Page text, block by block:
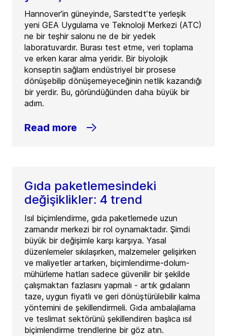
Hannover’in güneyinde, Sarstedt’te yerleşik
yeni GEA Uygulama ve Teknoloji Merkezi (ATC)
ne bir teşhir salonu ne de bir yedek
laboratuvardır. Burası test etme, veri toplama
ve erken karar alma yeridir. Bir biyolojik
konseptin sağlam endüstriyel bir prosese
dönüşebilip dönüşemeyeceğinin netlik kazandığı
bir yerdir. Bu, göründüğünden daha büyük bir
adım.
Read more
Gıda paketlemesindeki
değişiklikler: 4 trend
Isıl biçimlendirme, gıda paketlemede uzun
zamandır merkezi bir rol oynamaktadır. Şimdi
büyük bir değişimle karşı karşıya. Yasal
düzenlemeler sıkılaşırken, malzemeler gelişirken
ve maliyetler artarken, biçimlendirme-dolum-
mühürleme hatları sadece güvenilir bir şekilde
çalışmaktan fazlasını yapmalı - artık gıdaların
taze, uygun fiyatlı ve geri dönüştürülebilir kalma
yöntemini de şekillendirmeli. Gıda ambalajlama
ve teslimat sektörünü şekillendiren başlıca ısıl
biçimlendirme trendlerine bir göz atın.